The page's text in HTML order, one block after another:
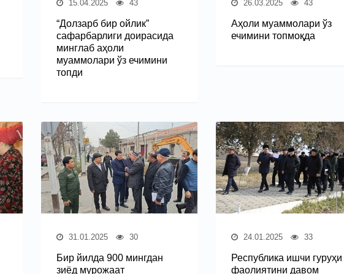
15.04.2025 43
“Долзарб бир ойлик”
сафарбарлиги доирасида
минглаб аҳоли
муаммолари ўз ечимини
топди
26.03.2025 43
Аҳоли муаммолари ўз
ечимини топмоқда
31.01.2025 30
Бир йилда 900 мингдан
зиёд мурожаат
24.01.2025 33
Республика ишчи гуруҳи
фаолиятини давом